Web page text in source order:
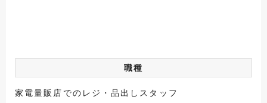
職種
家電量販店でのレジ・品出しスタッフ